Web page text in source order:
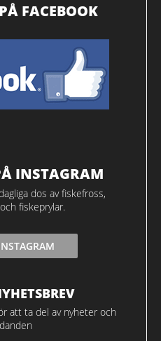
FACEBOOK
INSTAGRAM
dos av fiskefross,
fiskeprylar.
att ta del av nyheter och